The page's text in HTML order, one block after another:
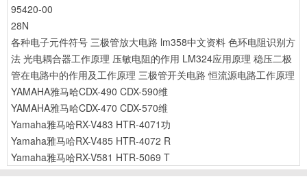
95420-00
28N
各种电子元件符号 三极管放大电路 lm358中文资料 色环电阻识别方
法 光电耦合器工作原理 压敏电阻的作用 LM324应用原理 稳压二极
管在电路中的作用及工作原理 三极管开关电路 恒流源电路工作原理
YAMAHA雅马哈CDX-490 CDX-590维
YAMAHA雅马哈CDX-470 CDX-570维
Yamaha雅马哈RX-V483 HTR-4071功
Yamaha雅马哈RX-V485 HTR-4072 R
Yamaha雅马哈RX-V581 HTR-5069 T